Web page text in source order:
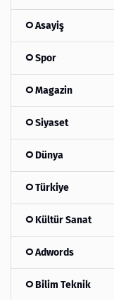
Asayiş
Spor
Magazin
Siyaset
Dünya
Türkiye
Kültür Sanat
Adwords
Bilim Teknik